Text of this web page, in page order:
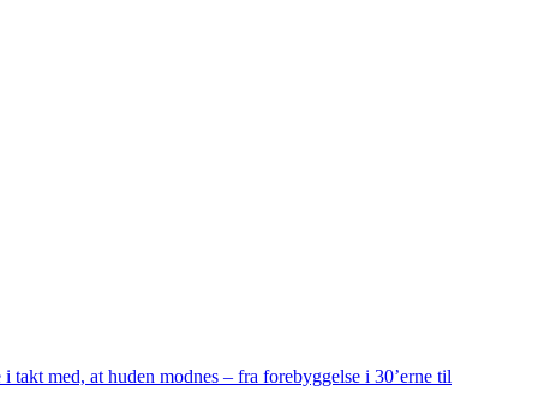
med, at huden modnes – fra forebyggelse i 30’erne til